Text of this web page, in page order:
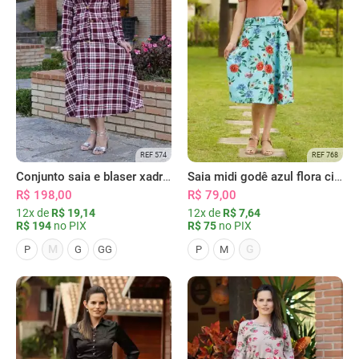
REF 574
Conjunto saia e blaser xadrez vermelho
R$ 198,00
12x de R$ 19,14
R$ 194 no PIX
P M G GG
REF 768
Saia midi godê azul flora cinto e bolsos
R$ 79,00
12x de R$ 7,64
R$ 75 no PIX
P M G